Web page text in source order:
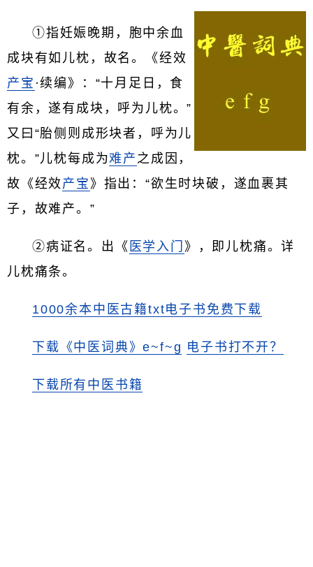
①指妊娠晚期，胞中余血
成块有如儿枕，故名。《经效
产宝 ·续编》：“十月足日，食
有余，遂有成块，呼为儿枕。”
又曰“胎侧则成形块者，呼为儿
枕。”儿枕每成为难产 之成因，
故《经效产宝 》指出：“欲生时块破，遂血裹其
子，故难产。”
②病证名。出《 医学入门 》，即儿枕痛。详
儿枕痛条。
1000余本中医古籍txt电子书免费下载
下载《中医词典》e~f~g 电子书打不开？
下载所有中医书籍